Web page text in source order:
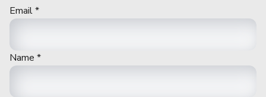
Email*
Name *